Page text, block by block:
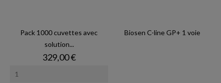
Pack 1000 cuvettes avec
solution...
Prix
329,00 €
Biosen C-line GP+ 1 voie